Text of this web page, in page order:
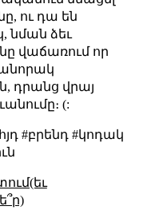
ու դա են
նման ձեւ
վաճառում որ
դրանց վրայ
(:
#բրենդ #կոդակ